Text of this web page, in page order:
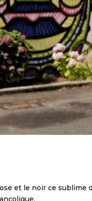
et le noir ce